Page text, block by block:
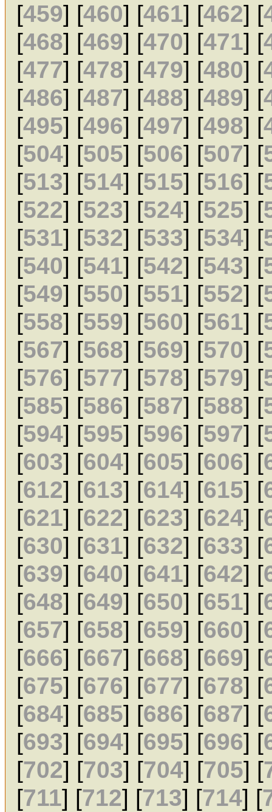
[459] [460] [461] [462] [
[468] [469] [470] [471] [
[477] [478] [479] [480] [
[486] [487] [488] [489] [
[495] [496] [497] [498] [
[504] [505] [506] [507] [
[513] [514] [515] [516] [
[522] [523] [524] [525] [
[531] [532] [533] [534] [
[540] [541] [542] [543] [
[549] [550] [551] [552] [
[558] [559] [560] [561] [
[567] [568] [569] [570] [
[576] [577] [578] [579] [
[585] [586] [587] [588] [
[594] [595] [596] [597] [
[603] [604] [605] [606] [
[612] [613] [614] [615] [
[621] [622] [623] [624] [
[630] [631] [632] [633] [
[639] [640] [641] [642] [
[648] [649] [650] [651] [
[657] [658] [659] [660] [
[666] [667] [668] [669] [
[675] [676] [677] [678] [
[684] [685] [686] [687] [
[693] [694] [695] [696] [
[702] [703] [704] [705] [
[711] [712] [713] [714] [